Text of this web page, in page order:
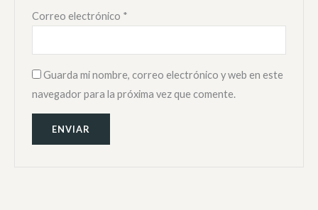
Correo electrónico *
Guarda mi nombre, correo electrónico y web en este
navegador para la próxima vez que comente.